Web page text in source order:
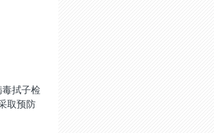
拭子检
取预防